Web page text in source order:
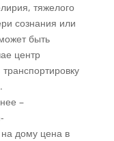
тяжелого
сознания или
быть
центр
–
дому цена в